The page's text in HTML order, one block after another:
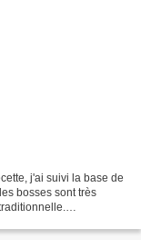
j'ai suivi la base de
bosses sont très